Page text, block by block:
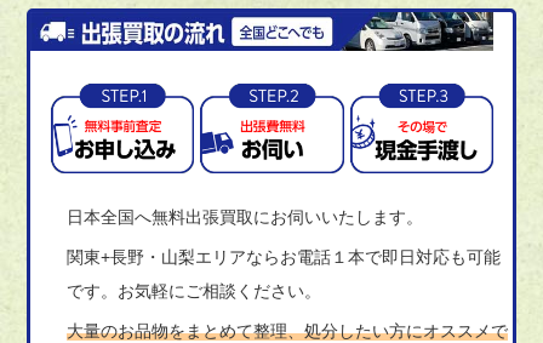
日本全国へ無料出張買取にお伺いいたします。
関東+長野・山梨エリアならお電話１本で即日対応も可能
です。お気軽にご相談ください。
大量のお品物をまとめて整理、処分したい方にオススメで